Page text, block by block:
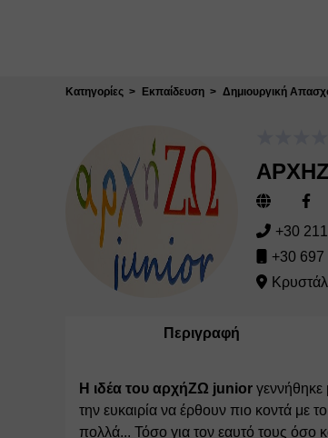
Κατηγορίες Εκπαίδευση Δημιουργική
+30
+30
Περιγραφή
Η ιδέα του αρχήΖΩ junior γεννήθηκε
την ευκαιρία να έρθουν πιο κοντά
πολλά... Τόσο για τον εαυτό τους όσο